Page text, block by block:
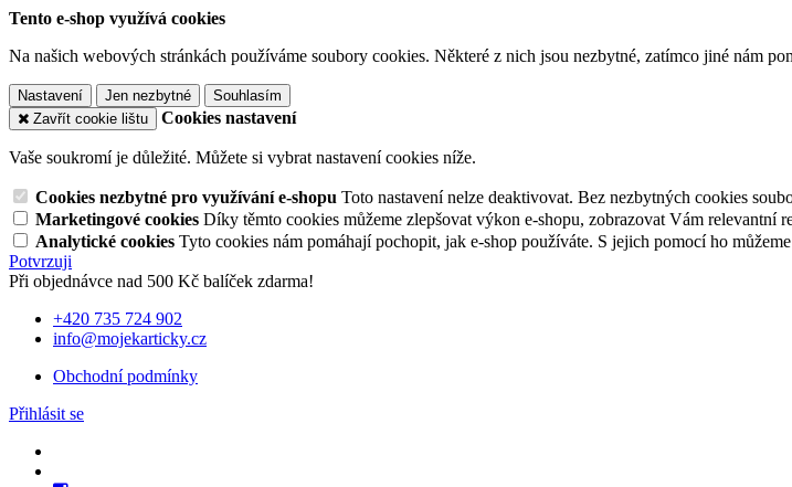
Tento e-shop využívá cookies
Na našich webových stránkách používáme soubory cookies. Některé z nich jsou nezbytné, zatímco jiné nám
Nastavení Jen nezbytné
Souhlasím
Zavřít cookie lištu
Cookies nastavení
Vaše soukromí je důležité. Můžete si vybrat nastavení cookies níže.
Cookies nezbytné pro využívání e-shopu Toto nastavení nelze deaktivovat. Bez nezbytných cookies
Marketingové cookies Díky těmto cookies můžeme zlepšovat výkon e-shopu, zobrazovat Vám relevantní
Analytické cookies Tyto cookies nám pomáhají pochopit, jak e-shop používáte. S jejich pomocí ho
Potvrzuji
Při objednávce nad 500 Kč balíček zdarma!
+420 735 724 902
info@mojekarticky.cz
Obchodní podmínky
Přihlásit se